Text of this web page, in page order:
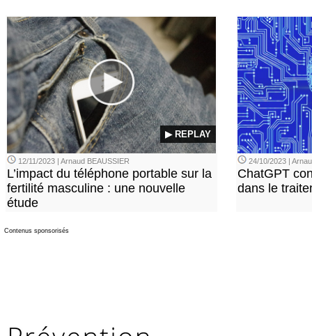
▶ REPLAY
12/11/2023 | Arnaud BEAUSSIER
L’impact du téléphone portable sur la
fertilité masculine : une nouvelle
étude
24/10/2023 |
ChatGPT
dans le
Contenus sponsorisés